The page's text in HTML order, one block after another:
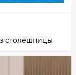
столешницы